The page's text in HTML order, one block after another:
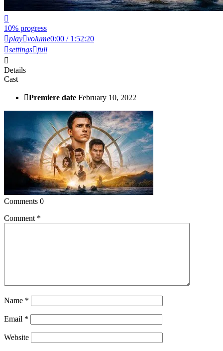
10% progress
play volume0:00 / 1:52:20
settings full
Details
Cast
Premiere date February 10, 2022
Comments 0
Comment *
Name *
Email *
Website